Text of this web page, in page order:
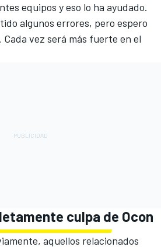
equipos y eso lo ha ayudado.
algunos errores, pero espero
vez será más fuerte en el
culpa de Ocon
aquellos relacionados